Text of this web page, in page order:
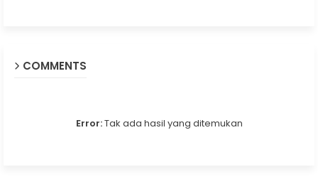
COMMENTS
Error:Tak ada hasil yang ditemukan